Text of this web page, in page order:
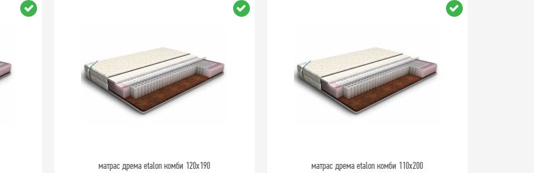
матрас дрема etalon комби 120х190 матрас дрема etalon комби 110х200